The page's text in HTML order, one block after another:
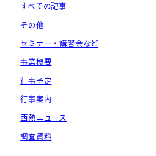
すべての記事
その他
セミナー・講習会など
事業概要
行事予定
行事案内
西熱ニュース
調査資料